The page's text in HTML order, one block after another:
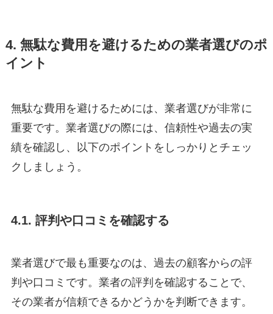
4. 無駄な費用を避けるための業者選びのポ
イント
無駄な費用を避けるためには、業者選びが非常に
重要です。業者選びの際には、信頼性や過去の実
績を確認し、以下のポイントをしっかりとチェッ
クしましょう。
4.1. 評判や口コミを確認する
業者選びで最も重要なのは、過去の顧客からの評
判や口コミです。業者の評判を確認することで、
その業者が信頼できるかどうかを判断できます。